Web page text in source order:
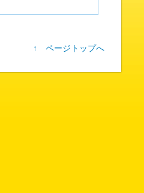
↑ ページトップへ